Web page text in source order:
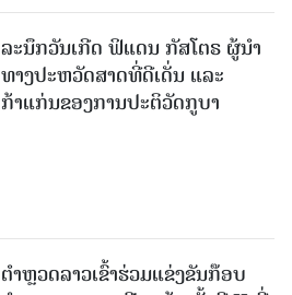
ທາງປະຫວັດສາດທີ່ດີເດັ່ນ ແລະ
ກ້າແກ່ນຂອງການປະຕິວັດກູບາ
ຕຳຫຼວດອາຊຽນ ເປີດກວ້າງຄັ້ງທີ II ທີ່
ສສ ຫວຽດນາມ